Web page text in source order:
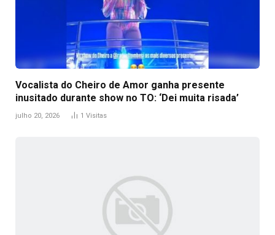
Vocalista do Cheiro de Amor ganha presente
inusitado durante show no TO: ‘Dei muita risada’
julho 20, 2026 1 Visitas